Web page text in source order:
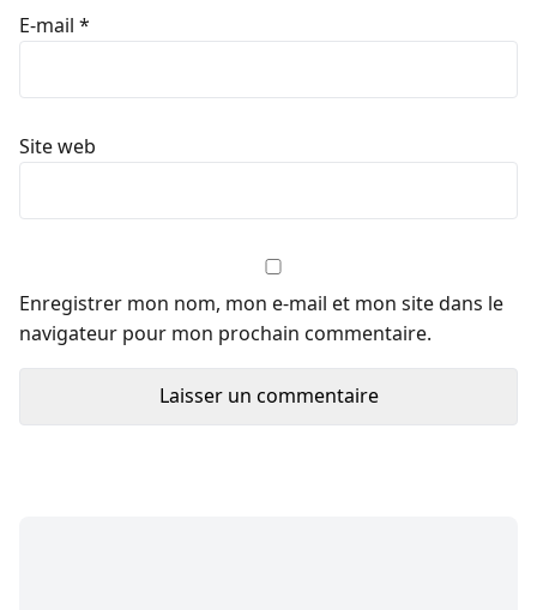
E-mail *
Site web
Enregistrer mon nom, mon e-mail et mon site dans le
navigateur pour mon prochain commentaire.